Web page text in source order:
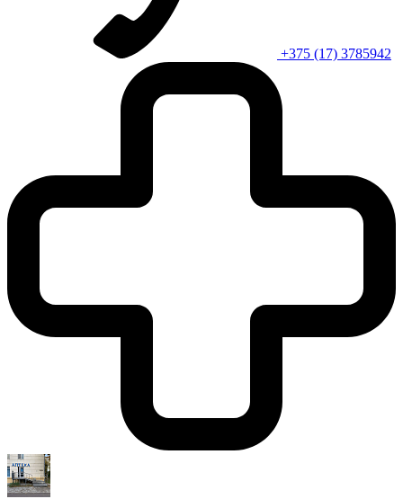
+375 (17) 3785942